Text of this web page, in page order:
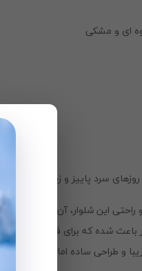
ای و مشکی
روزهای سرد پاییز و زمستان
این شلوار، آن را برای
باعث شده که برای فعالیت‌های
و طراحی ساده اما شیک آن، این